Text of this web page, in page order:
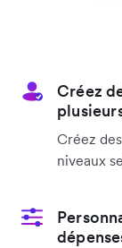
Créez
Créez
niveaux